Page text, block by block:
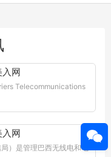
网
Telecommunications
网
）是管理巴西无线电和电